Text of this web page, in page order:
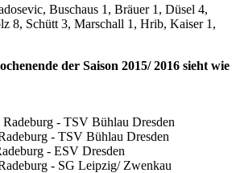
Buschaus 1, Bräuer 1, Düsel 4,
8, Schütt 3, Marschall 1, Hrib, Kaiser 1,
der Saison 2015/ 2016 sieht wie
- TSV Bühlau Dresden
- TSV Bühlau Dresden
- ESV Dresden
- SG Leipzig/ Zwenkau